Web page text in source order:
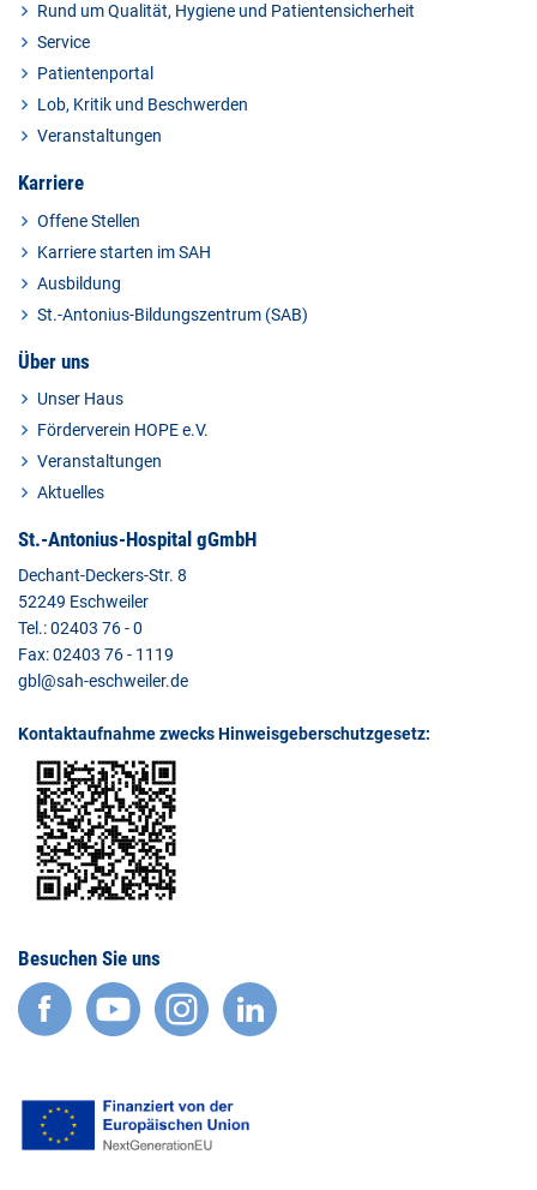
Rund um Qualität, Hygiene und Patientensicherheit
Service
Patientenportal
Lob, Kritik und Beschwerden
Veranstaltungen
Karriere
Offene Stellen
Karriere starten im SAH
Ausbildung
St.-Antonius-Bildungszentrum (SAB)
Über uns
Unser Haus
Förderverein HOPE e.V.
Veranstaltungen
Aktuelles
St.-Antonius-Hospital gGmbH
Dechant-Deckers-Str. 8
52249 Eschweiler
Tel.: 02403 76 - 0
Fax: 02403 76 - 1119
gbl@sah-eschweiler.de
Kontaktaufnahme zwecks Hinweisgeberschutzgesetz:
Besuchen Sie uns
facebook
YouTube
Instagram